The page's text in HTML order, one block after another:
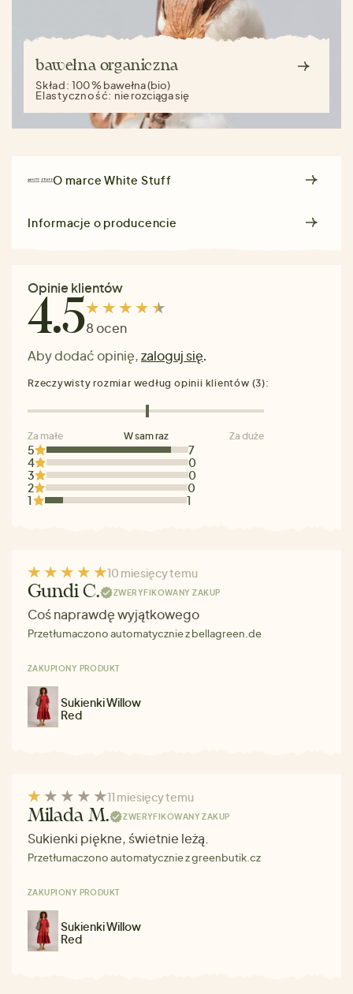
bawełna organiczna
Skład:100 % bawełna (bio)
Elastyczność: nie rozciąga się
O marceWhite Stuff
Informacje o producencie
Opinie klientów
4.58 ocen
Aby dodać opinię,zaloguj się.
5
7
4
0
3
0
2
0
1
1
Rzeczywisty rozmiar według opinii klientów (3):
Za małe W sam raz Za duże
10 miesięcy temu
Gundi C. ZWERYFIKOWANY ZAKUP
Coś naprawdę wyjątkowego
Przetłumaczono automatycznie z bellagreen.de
ZAKUPIONY PRODUKT
Sukienki Willow
Red
11 miesięcy temu
Milada M. ZWERYFIKOWANY ZAKUP
Sukienki piękne, świetnie leżą.
Przetłumaczono automatycznie z greenbutik.cz
ZAKUPIONY PRODUKT
Sukienki Willow
Red